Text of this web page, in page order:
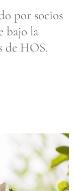
por socios
bajo la
de HOS.